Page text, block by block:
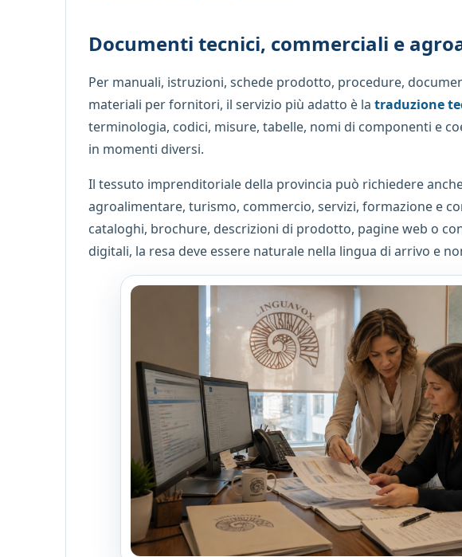
Documenti tecnici, commerciali e
Per manuali, istruzioni, schede prodotto, procedure,
materiali per fornitori, il servizio più adatto è la traduzione
terminologia, codici, misure, tabelle, nomi di componenti e
in momenti diversi.
Il tessuto imprenditoriale della provincia può richiedere
agroalimentare, turismo, commercio, servizi, formazione e
cataloghi, brochure, descrizioni di prodotto, pagine web o
digitali, la resa deve essere naturale nella lingua di arrivo e